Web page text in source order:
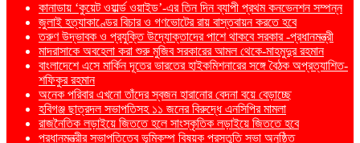
কানাডায় ‘কুয়েট ওয়ার্ল্ড ওয়াইড’-এর তিন দিন ব্যাপী প্রথম কনভেনশন সম্পন্ন
জুলাই হত্যাকাণ্ডের বিচার ও গণভোটের রায় বাস্তবায়ন করতে হবে
তরুণ উদ্ভাবক ও প্রযুক্তি উদ্যোক্তাদের পাশে থাকবে সরকার -প্রধানমন্ত্রী
মাদরাসাকে অবহেলা করা শুরু মুজিব সরকারের আমল থেকে-মাহমুদুর রহমান
বাংলাদেশে এসে মার্কিন দূতের ভারতের হাইকমিশনারের সঙ্গে বৈঠক অপ্রত্যাশিত-
শফিকুর রহমান
অনেক পরিবার এখনো তাঁদের স্বজন হারানোর বেদনা বয়ে বেড়াচ্ছে
হবিগঞ্জ ছাত্রদল সভাপতিসহ ১১ জনের বিরুদ্ধে এনসিপির মামলা
রাজনৈতিক লড়াইয়ে জিততে হলে সাংস্কৃতিক লড়াইয়ে জিততে হবে
প্রধানমন্ত্রীর সভাপতিত্বে ভূমিকম্প বিষয়ক প্রস্তুতি সভা অনুষ্ঠিত